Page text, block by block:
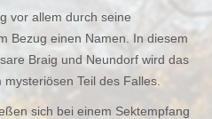
vor allem durch seine
Bezug einen Namen. In diesem
Braig und Neundorf wird das
Teil des Falles.
sich bei einem Sektempfang